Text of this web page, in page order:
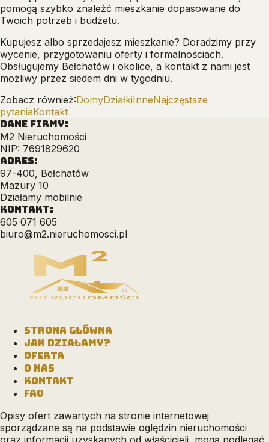
pomogą szybko znaleźć mieszkanie dopasowane do
Twoich potrzeb i budżetu.
Kupujesz albo sprzedajesz mieszkanie? Doradzimy przy
wycenie, przygotowaniu oferty i formalnościach.
Obsługujemy Bełchatów i okolice, a kontakt z nami jest
możliwy przez siedem dni w tygodniu.
Zobacz również:DomyDziałkiInneNajczęstsze
pytaniaKontakt
DANE FIRMY:
M2 Nieruchomości
NIP: 7691829620
ADRES:
97-400, Bełchatów
Mazury 10
Działamy mobilnie
KONTAKT:
605 071 605
biuro@m2.nieruchomosci.pl
STRONA GŁÓWNA
JAK DZIAŁAMY?
OFERTA
O NAS
KONTAKT
FAQ
Opisy ofert zawartych na stronie internetowej
sporządzane są na podstawie oględzin nieruchomości
oraz informacji uzyskanych od właścicieli, mogą podlegać